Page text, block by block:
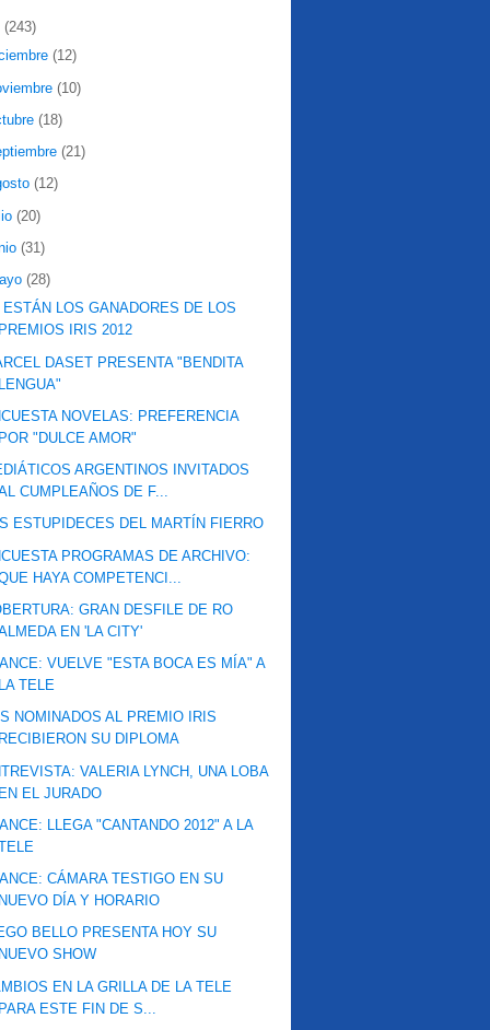
(243)
(12)
(10)
(18)
(21)
(12)
(20)
(31)
(28)
ESTÁN LOS GANADORES DE LOS
IRIS 2012
DASET PRESENTA "BENDITA
NOVELAS: PREFERENCIA
"DULCE AMOR"
ARGENTINOS INVITADOS
CUMPLEAÑOS DE F...
ESTUPIDECES DEL MARTÍN FIERRO
PROGRAMAS DE ARCHIVO:
HAYA COMPETENCI...
GRAN DESFILE DE RO
EN 'LA CITY'
VUELVE "ESTA BOCA ES MÍA" A
TELE
NOMINADOS AL PREMIO IRIS
SU DIPLOMA
VALERIA LYNCH, UNA LOBA
EL JURADO
LLEGA "CANTANDO 2012" A LA
CÁMARA TESTIGO EN SU
DÍA Y HORARIO
BELLO PRESENTA HOY SU
SHOW
EN LA GRILLA DE LA TELE
ESTE FIN DE S...